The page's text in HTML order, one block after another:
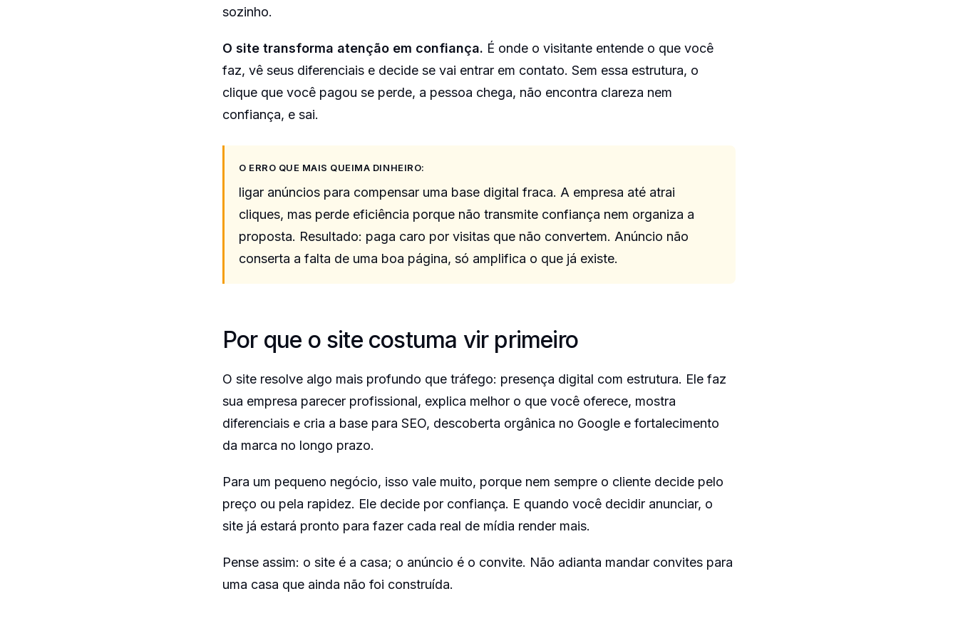
sozinho.
O site transforma atenção em confiança. É onde o visitante entende o que você
faz, vê seus diferenciais e decide se vai entrar em contato. Sem essa estrutura, o
clique que você pagou se perde, a pessoa chega, não encontra clareza nem
confiança, e sai.
O ERRO QUE MAIS QUEIMA DINHEIRO:
ligar anúncios para compensar uma base digital fraca. A empresa até atrai
cliques, mas perde eficiência porque não transmite confiança nem organiza a
proposta. Resultado: paga caro por visitas que não convertem. Anúncio não
conserta a falta de uma boa página, só amplifica o que já existe.
Por que o site costuma vir primeiro
O site resolve algo mais profundo que tráfego: presença digital com estrutura. Ele faz
sua empresa parecer profissional, explica melhor o que você oferece, mostra
diferenciais e cria a base para SEO, descoberta orgânica no Google e fortalecimento
da marca no longo prazo.
Para um pequeno negócio, isso vale muito, porque nem sempre o cliente decide pelo
preço ou pela rapidez. Ele decide por confiança. E quando você decidir anunciar, o
site já estará pronto para fazer cada real de mídia render mais.
Pense assim: o site é a casa; o anúncio é o convite. Não adianta mandar convites para
uma casa que ainda não foi construída.